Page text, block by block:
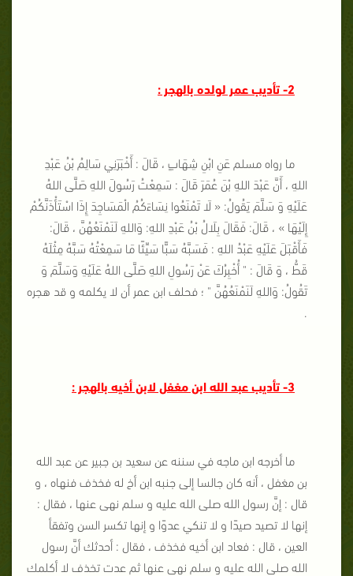
2- تأديب عمر لولده بالهجر :
ما رواه مسلم عَنِ ابْنِ شِهَابٍ ، قَالَ : أَخْبَرَنِي سَالِمُ بْنُ عَبْدِ
اللهِ ، أَنَّ عَبْدَ اللهِ بْنَ عُمَرَ قَالَ : سَمِعْتُ رَسُولَ اللهِ صَلَّى اللهُ
عَلَيْهِ وَ سَلَّمَ يَقُولُ: « لَا تَمْنَعُوا نِسَاءَكُمُ الْمَسَاجِدَ إِذَا اسْتَأْذَنَّكُمْ
إِلَيْهَا » ، قَالَ: فَقَالَ بِلَالُ بْنُ عَبْدِ اللهِ: وَاللهِ لَنَمْنَعُهُنَّ ، قَالَ:
فَأَقْبَلَ عَلَيْهِ عَبْدُ اللهِ : فَسَبَّهُ سَبًّا سَيِّئًا مَا سَمِعْتُهُ سَبَّهُ مِثْلَهُ
قَطُّ ، وَ قَالَ : " أُخْبِرُكَ عَنْ رَسُولِ اللهِ صَلَّى اللهُ عَلَيْهِ وَسَلَّمَ وَ
تَقُولُ: وَاللهِ لَنَمْنَعُهُنَّ " ؛ فحلف ابن عمر أن لا يكلمه و قد هجره
.
3- تأديب عبد الله ابن مغفل لابن أخيه بالهجر :
ما أخرجه ابن ماجه في سننه عن سعيد بن جبير عن عبد الله
بن مغفل ، أنه كان جالسا إلى جنبه ابن أخ له فخذف فنهاه ، و
قال : إنَّ رسول الله صلى الله عليه و سلم نهى عنها ، فقال :
إنها لا تصيد صيدًا و لا تنكي عدوًا و إنها تكسر السن وتفقأ
العين ، قال : فعاد ابن أخيه فخذف ، فقال : أحدثك أنَّ رسول
الله صلى الله عليه و سلم نهى عنها ثم عدت تخذف لا أكلمك